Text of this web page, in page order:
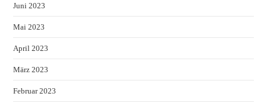
Juni 2023
Mai 2023
April 2023
März 2023
Februar 2023